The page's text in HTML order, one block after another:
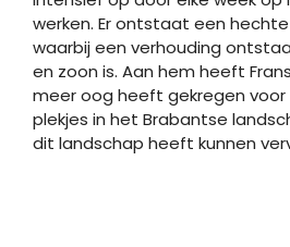
werken. Er ontstaat een
waarbij een verhouding
en zoon is. Aan hem heeft
meer oog heeft gekregen voor
plekjes in het Brabantse
dit landschap heeft kunnen